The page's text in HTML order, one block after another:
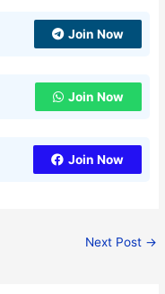
Join Now
Join Now
Join Now
Next Post →